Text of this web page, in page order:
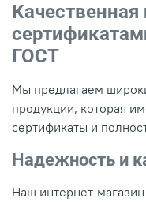
Качественная
ГОСТ
Мы предлагаем
продукции, которая
сертификаты и
Надежность и
Наш интернет-